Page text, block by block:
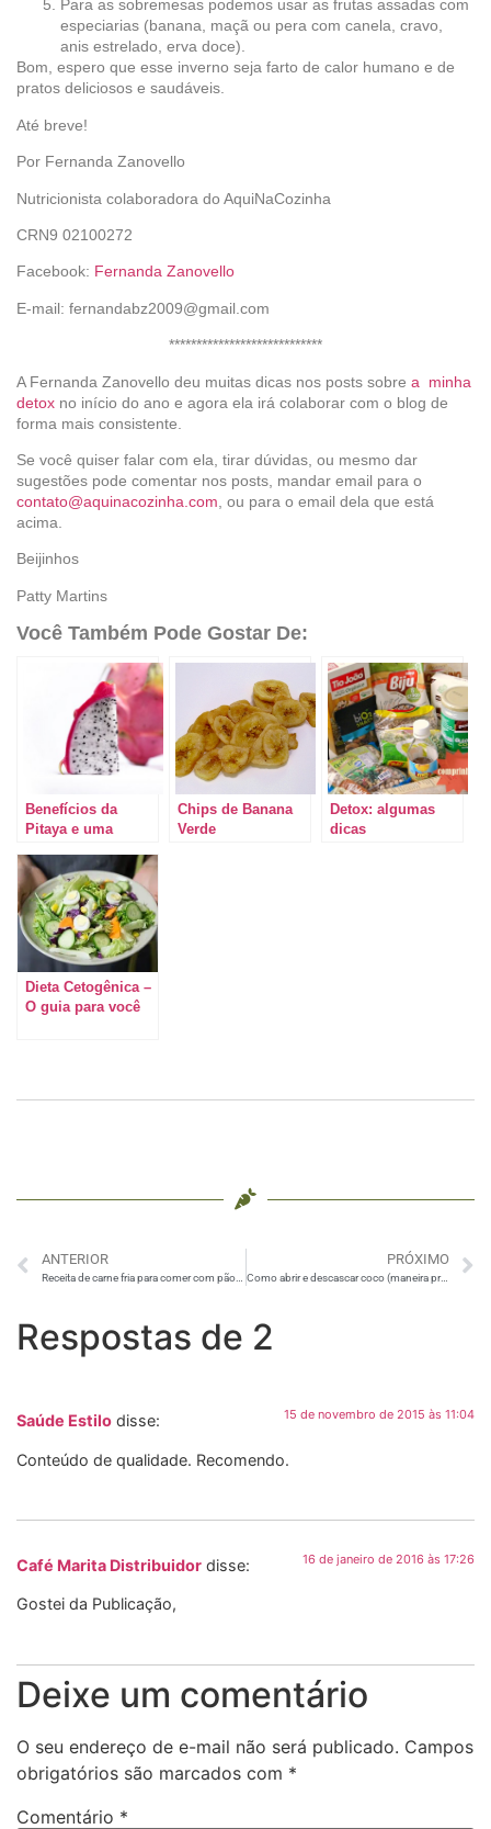
Para as sobremesas podemos usar as frutas assadas com
especiarias (banana, maçã ou pera com canela, cravo,
anis estrelado, erva doce).
Bom, espero que esse inverno seja farto de calor humano e de
pratos deliciosos e saudáveis.
Até breve!
Por Fernanda Zanovello
Nutricionista colaboradora do AquiNaCozinha
CRN9 02100272
Facebook: Fernanda Zanovello
E-mail: fernandabz2009@gmail.com
****************************
A Fernanda Zanovello deu muitas dicas nos posts sobre a minha
detox no início do ano e agora ela irá colaborar com o blog de
forma mais consistente.
Se você quiser falar com ela, tirar dúvidas, ou mesmo dar
sugestões pode comentar nos posts, mandar email para o
contato@aquinacozinha.com , ou para o email dela que está
acima.
Beijinhos
Patty Martins
Você Também Pode Gostar De:
Benefícios da
Pitaya e uma
ela
Chips de Banana
Verde
Detox: algumas
dicas
Dieta Cetogênica –
O guia para você
ANTERIOR PRÓXIMO
Como abrir e descascar coco (maneira prática)
Respostas de 2
Saúde Estilo disse: 15 de novembro de 2015 às 11:04
Conteúdo de qualidade. Recomendo.
Café Marita Distribuidor disse: 16 de janeiro de 2016 às 17:26
Gostei da Publicação,
Deixe um comentário
O seu endereço de e-mail não será publicado. Campos
obrigatórios são marcados com *
Comentário *